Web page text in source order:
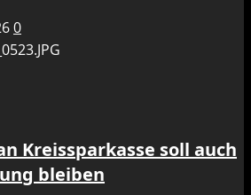
0
Kreissparkasse soll auch
bleiben